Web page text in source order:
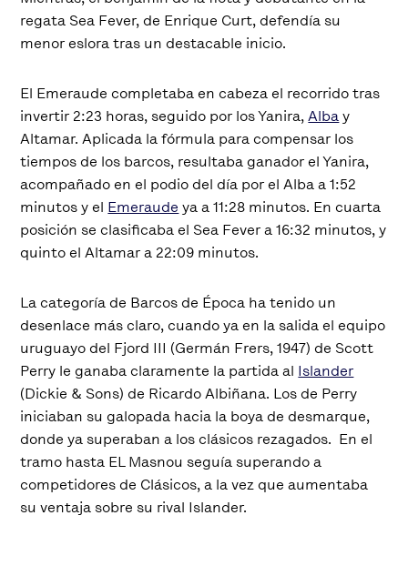
regata Sea Fever, de Enrique Curt, defendía su
menor eslora tras un destacable inicio.
El Emeraude completaba en cabeza el recorrido tras
invertir 2:23 horas, seguido por los Yanira,Albay
Altamar. Aplicada la fórmula para compensar los
tiempos de los barcos, resultaba ganador el Yanira,
acompañado en el podio del día por el Alba a 1:52
minutos y el Emeraude ya a 11:28 minutos. En cuarta
posición se clasificaba el Sea Fever a 16:32 minutos, y
quinto el Altamar a 22:09 minutos.
La categoría de Barcos de Época ha tenido un
desenlace más claro, cuando ya en la salida el equipo
uruguayo del Fjord III (Germán Frers, 1947) de Scott
Perry le ganaba claramente la partida al Islander
(Dickie & Sons) de Ricardo Albiñana. Los de Perry
iniciaban su galopada hacia la boya de desmarque,
donde ya superaban a los clásicos rezagados. En el
tramo hasta EL Masnou seguía superando a
competidores de Clásicos, a la vez que aumentaba
su ventaja sobre su rival Islander.